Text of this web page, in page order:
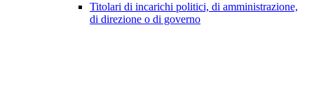
Titolari di incarichi politici, di amministrazione,
di direzione o di governo